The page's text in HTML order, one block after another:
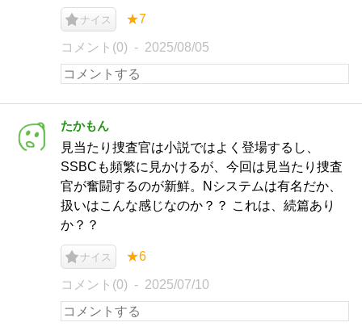
ナイス ★7
コメント(0) 2025/08/05
たかもん
見当たり捜査官は小説ではよく登場するし、
SSBCも頻繁に見かけるが、今回は見当たり捜査
官が奮闘するのが新鮮。Nシステムは有名だか、
扱いはこんな感じなのか？？ これは、続篇あり
か？？
ナイス ★6
コメント(0) 2025/07/10